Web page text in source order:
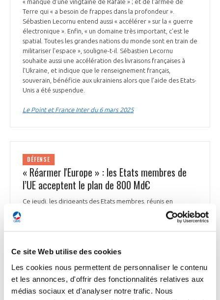
Ce site Web utilise des cookies
Les cookies nous permettent de personnaliser le contenu
et les annonces, d'offrir des fonctionnalités relatives aux
médias sociaux et d'analyser notre trafic. Nous
« manque d'une vingtaine de Rafale » ; et de l’armée de
Terre qui « a besoin de frappes dans la profondeur ».
Sébastien Lecornu entend aussi « accélérer » sur la « guerre
électronique ». Enfin, « un domaine très important, c'est le
spatial. Toutes les grandes nations du monde sont en train de
militariser l'espace », souligne-t-il. Sébastien Lecornu
souhaite aussi une accélération des livraisons françaises à
l'Ukraine, et indique que le renseignement français,
souverain, bénéficie aux ukrainiens alors que l’aide des Etats-
Unis a été suspendue.
Le Point et France Inter du 6 mars 2025
DÉFENSE
« Réarmer l'Europe » : les Etats membres de
l’UE acceptent le plan de 800 Md€
Ce jeudi, les dirigeants des Etats membres, réunis en
sommet à Bruxelles, ont accepté - exceptée la Hongrie - un
plan de la Commission européenne pour renforcer leur
défense. Celui-ci vise à mobiliser quelque 800 Md€, dont 150
défense de l’Europe. Ces fonds doivent servir en priorité à
comme la défense anti-aérienne, les missiles, les drones et
les systèmes anti-drones ou encore les systèmes d'artillerie.
La présidente de la Commission européenne, Ursula von der